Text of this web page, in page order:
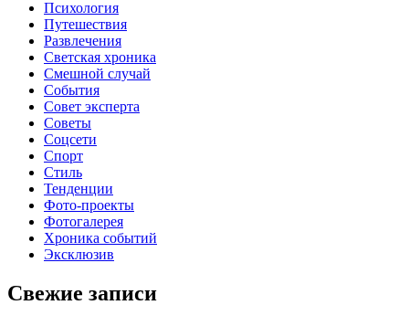
Психология
Путешествия
Развлечения
Светская хроника
Смешной случай
События
Совет эксперта
Советы
Соцсети
Спорт
Стиль
Тенденции
Фото-проекты
Фотогалерея
Хроника событий
Эксклюзив
Свежие записи